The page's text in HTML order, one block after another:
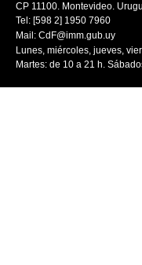
CP 11100. Montevideo.
Tel: [598 2] 1950 7960
Mail: CdF@imm.gub.uy
Lunes, miércoles, jueves,
Martes: de 10 a 21 h.